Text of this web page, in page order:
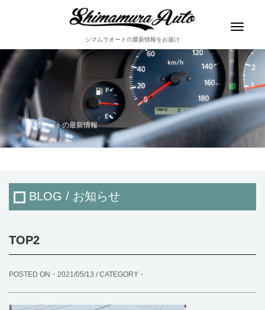
シマムラオートの最新情報をお届け
Toggle
島村オートの最新情報
BLOG / お知らせ
TOP2
POSTED ON・2021/05/13 / CATEGORY・